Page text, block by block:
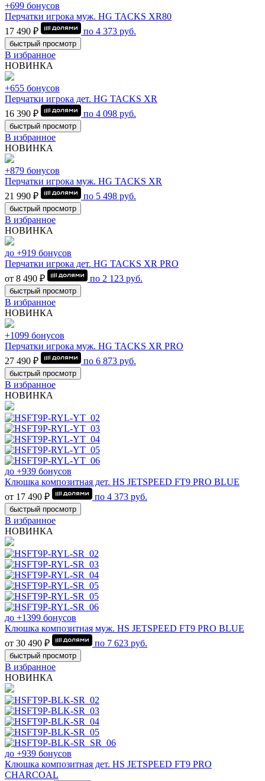
+699 бонусов
Перчатки игрока муж. HG TACKS XR80
17 490 ₽
по 4 373 руб.
быстрый просмотр
В избранное
НОВИНКА
+655 бонусов
Перчатки игрока дет. HG TACKS XR
16 390 ₽
по 4 098 руб.
быстрый просмотр
В избранное
НОВИНКА
+879 бонусов
Перчатки игрока муж. HG TACKS XR
21 990 ₽
по 5 498 руб.
быстрый просмотр
В избранное
НОВИНКА
до +919 бонусов
Перчатки игрока дет. HG TACKS XR PRO
от 8 490 ₽
по 2 123 руб.
быстрый просмотр
В избранное
НОВИНКА
+1099 бонусов
Перчатки игрока муж. HG TACKS XR PRO
27 490 ₽
по 6 873 руб.
быстрый просмотр
В избранное
НОВИНКА
до +939 бонусов
Клюшка композитная дет. HS JETSPEED FT9 PRO BLUE
от 17 490 ₽
по 4 373 руб.
быстрый просмотр
В избранное
НОВИНКА
до +1399 бонусов
Клюшка композитная муж. HS JETSPEED FT9 PRO BLUE
от 30 490 ₽
по 7 623 руб.
быстрый просмотр
В избранное
НОВИНКА
до +939 бонусов
Клюшка композитная дет. HS JETSPEED FT9 PRO
CHARCOAL